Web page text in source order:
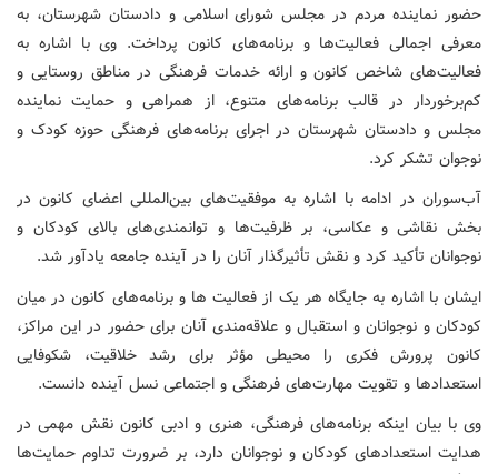
حضور نماینده مردم در مجلس شورای اسلامی و دادستان شهرستان، به
معرفی اجمالی فعالیت‌ها و برنامه‌های کانون پرداخت. وی با اشاره به
فعالیت‌های شاخص کانون و ارائه خدمات فرهنگی در مناطق روستایی و
کم‌برخوردار در قالب برنامه‌های متنوع، از همراهی و حمایت نماینده
مجلس و دادستان شهرستان در اجرای برنامه‌های فرهنگی حوزه کودک و
نوجوان تشکر کرد.
آب‌سوران در ادامه با اشاره به موفقیت‌های بین‌المللی اعضای کانون در
بخش نقاشی و عکاسی، بر ظرفیت‌ها و توانمندی‌های بالای کودکان و
نوجوانان تأکید کرد و نقش تأثیرگذار آنان را در آینده جامعه یادآور شد.
ایشان با اشاره به جایگاه هر یک از فعالیت‌ ها و برنامه‌های کانون در میان
کودکان و نوجوانان و استقبال و علاقه‌مندی آنان برای حضور در این مراکز،
کانون پرورش فکری را محیطی مؤثر برای رشد خلاقیت، شکوفایی
استعدادها و تقویت مهارت‌های فرهنگی و اجتماعی نسل آینده دانست.
وی با بیان اینکه برنامه‌های فرهنگی، هنری و ادبی کانون نقش مهمی در
هدایت استعدادهای کودکان و نوجوانان دارد، بر ضرورت تداوم حمایت‌ها